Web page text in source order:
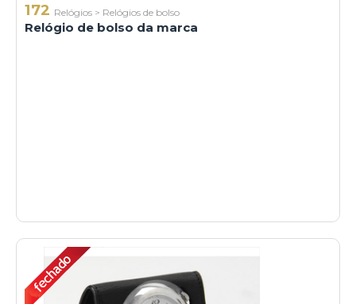
172 Relógios > Relógios de bolso
Relógio de bolso da marca